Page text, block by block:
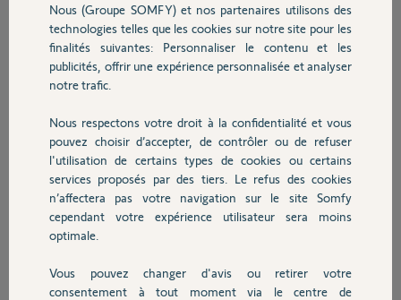
Sécurité
Domotique
Chauffage
Autres produits
Devis avec un pro
Merci,
Denis P.
il y a presque 4 ans
Participer au fil de discussion
Réponses
Denis P. il y a presque 4 ans
Nous (Groupe SOMFY) et nos partenaires utilisons des
technologies telles que les cookies sur notre site pour les
finalités suivantes: Personnaliser le contenu et les
publicités, offrir une expérience personnalisée et analyser
notre trafic.
Nous respectons votre droit à la confidentialité et vous
pouvez choisir d’accepter, de contrôler ou de refuser
l'utilisation de certains types de cookies ou certains
services proposés par des tiers. Le refus des cookies
n’affectera pas votre navigation sur le site Somfy
cependant votre expérience utilisateur sera moins
optimale.
Vous pouvez changer d'avis ou retirer votre
consentement à tout moment via le centre de